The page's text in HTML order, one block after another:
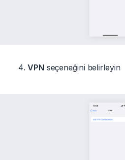
VPN seçeneğini belirleyin